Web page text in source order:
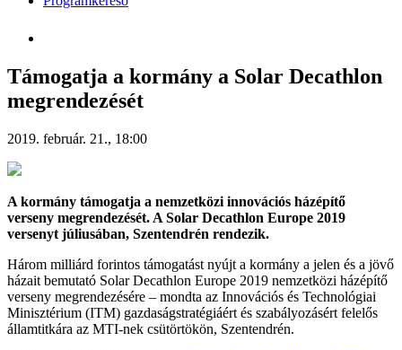
Támogatja a kormány a Solar Decathlon
megrendezését
2019. február. 21., 18:00
A kormány támogatja a nemzetközi innovációs házépítő
verseny megrendezését. A Solar Decathlon Europe 2019
versenyt júliusában, Szentendrén rendezik.
Három milliárd forintos támogatást nyújt a kormány a jelen és a jövő
házait bemutató Solar Decathlon Europe 2019 nemzetközi házépítő
verseny megrendezésére – mondta az Innovációs és Technológiai
Minisztérium (ITM) gazdaságstratégiáért és szabályozásért felelős
államtitkára az MTI-nek csütörtökön, Szentendrén.